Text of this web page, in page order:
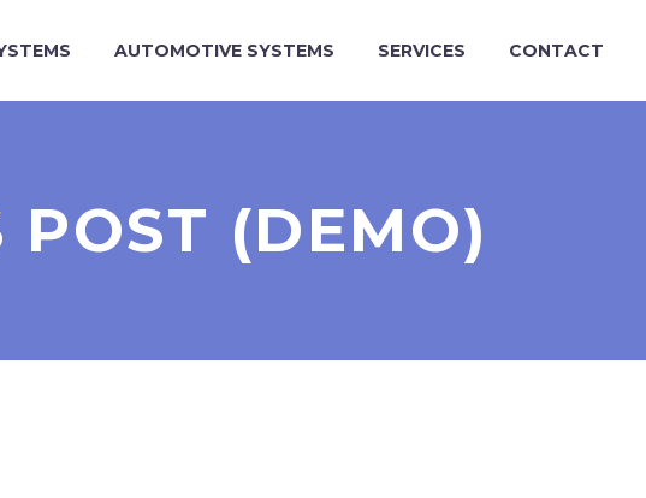
AUTOMOTIVE SYSTEMS SERVICES CONTACT
(DEMO)